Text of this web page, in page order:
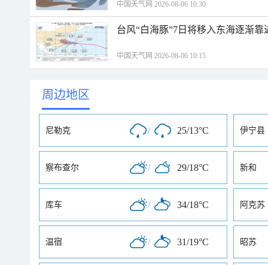
中国天气网 2026-08-06 10:30
台风“白海豚”7日将移入东海逐渐
中国天气网 2026-08-06 10:15
周边地区
尼勒克 / 25/13°C 伊宁县
察布查尔 / 29/18°C 新和
库车 / 34/18°C 阿克苏
温宿 / 31/19°C 昭苏